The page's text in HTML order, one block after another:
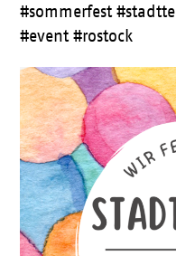
#sommerfest
#event #rostock